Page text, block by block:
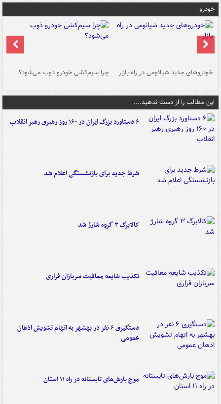
خودرو
خودروهای جدید شیائومی در راه بازار چرا سیم‌کشی خودرو ذوب می‌شود؟
این مطالب را از دست ندهید....
۶ دستاورد بزرگ ایران در ۱۶۰ روز رهبری رهبر انقلاب
شرط جدید برای بازنشستگی اعلام شد
کالابرگ ۳ گروه شارژ شد
تکذیب شایعه معافیت سربازان فراری
دستگیری ۶ نفر در بهشهر به اتهام تشویش اذهان
عمومی
موج بارش‌های تابستانه در راه ۱۱ استان